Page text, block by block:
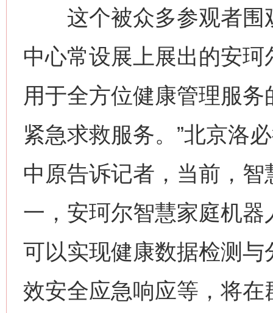
这个被众多参观者围
中心常设展上展出的安
用于全方位健康管理服
紧急求救服务。”北京洛
中原告诉记者，当前，
一，安珂尔智慧家庭机
可以实现健康数据检测
效安全应急响应等，将